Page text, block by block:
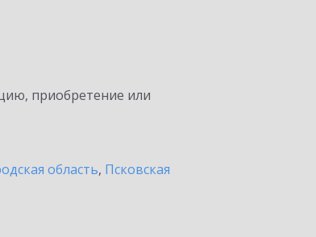
приобретение или
область, Псковская